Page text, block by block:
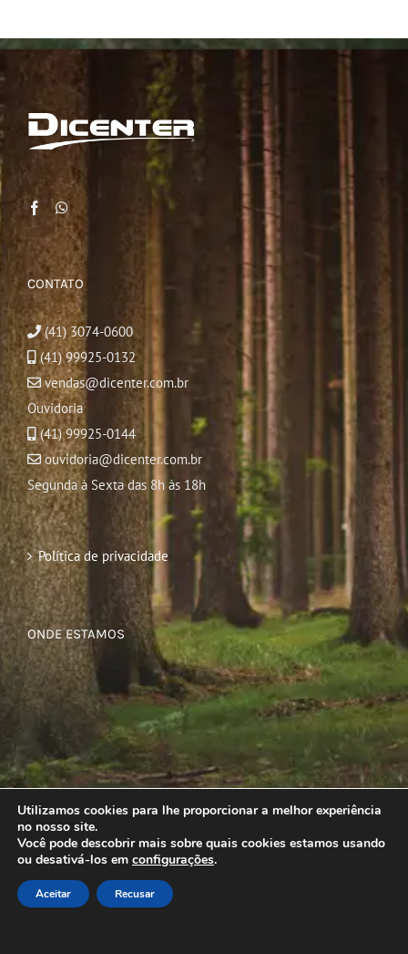
CONTATO
(41) 3074-0600
(41) 99925-0132
vendas@dicenter.com.br
Ouvidoria
(41) 99925-0144
ouvidoria@dicenter.com.br
Segunda à Sexta das 8h às 18h
Política de privacidade
ONDE ESTAMOS
Utilizamos cookies para lhe proporcionar a melhor experiência
no nosso site.
Você pode descobrir mais sobre quais cookies estamos usando
ou desativá-los em configurações.
Aceitar Recusar